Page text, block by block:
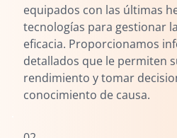
equipados con las últimas
tecnologías para gestionar
eficacia. Proporcionamos
detallados que le permiten
rendimiento y tomar
conocimiento de causa.